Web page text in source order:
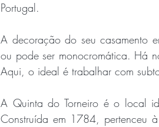
Portugal.
A decoração do seu casamento
ou pode ser monocromática. Há
Aqui, o ideal é trabalhar com
A Quinta do Torneiro é o local
Construída em 1784, pertenceu